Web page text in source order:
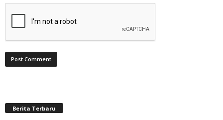
Berita Terbaru